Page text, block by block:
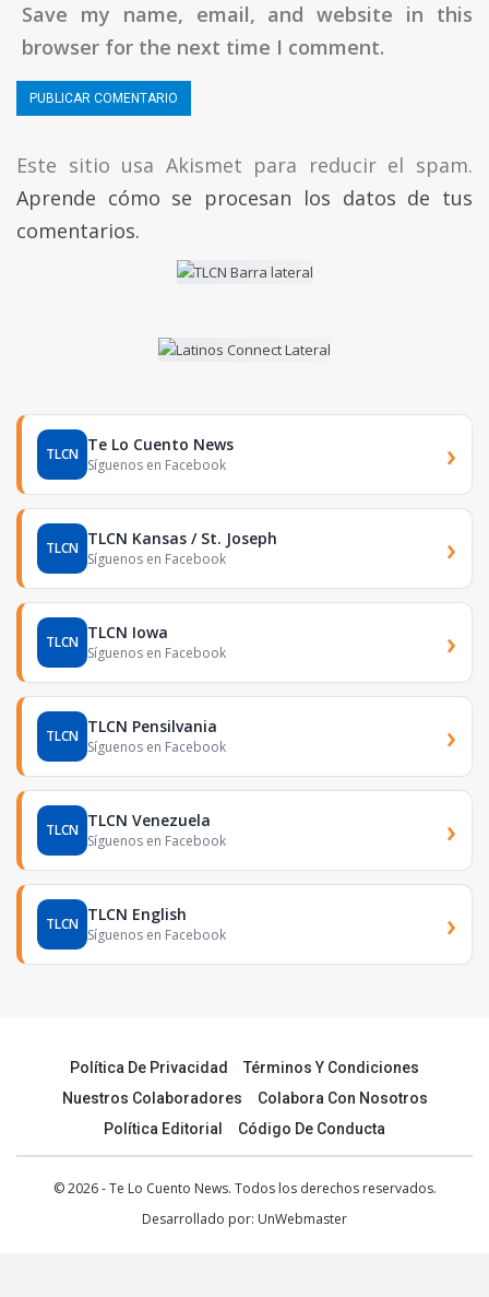
Save my name, email, and website in this
browser for the next time I comment.
Este sitio usa Akismet para reducir el spam.
Aprende cómo se procesan los datos de tus
comentarios.
TLCN Te Lo Cuento News
Síguenos en Facebook ›
TLCN TLCN Kansas / St. Joseph
Síguenos en Facebook ›
TLCN TLCN Iowa
Síguenos en Facebook ›
TLCN TLCN Pensilvania
Síguenos en Facebook ›
TLCN TLCN Venezuela
Síguenos en Facebook ›
TLCN TLCN English
Síguenos en Facebook ›
Política De Privacidad
Términos Y Condiciones
Nuestros Colaboradores
Colabora Con Nosotros
Política Editorial
Código De Conducta
© 2026 - Te Lo Cuento News. Todos los derechos reservados.
Desarrollado por: UnWebmaster